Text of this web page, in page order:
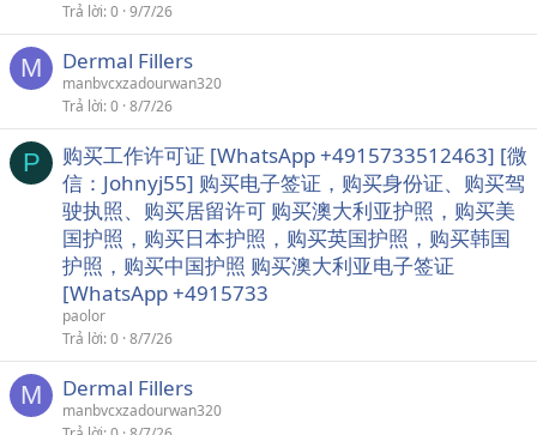
Trả lời 0 9/7/26
M Dermal Fillers
manbvcxzadourwan320
Trả lời 0 8/7/26
P
购买工作许可证 [WhatsApp +4915733512463] [微
信：Johnyj55] 购买电子签证，购买身份证、购买驾
驶执照、购买居留许可 购买澳大利亚护照，购买美
国护照，购买日本护照，购买英国护照，购买韩国
护照，购买中国护照 购买澳大利亚电子签证
[WhatsApp +4915733
paolor
Trả lời 0 8/7/26
M Dermal Fillers
manbvcxzadourwan320